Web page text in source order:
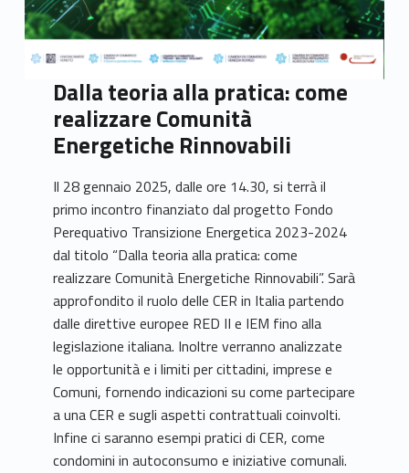
Dalla teoria alla pratica: come
realizzare Comunità
Energetiche Rinnovabili
Il 28 gennaio 2025, dalle ore 14.30, si terrà il
primo incontro finanziato dal progetto Fondo
Perequativo Transizione Energetica 2023-2024
dal titolo “Dalla teoria alla pratica: come
realizzare Comunità Energetiche Rinnovabili”. Sarà
approfondito il ruolo delle CER in Italia partendo
dalle direttive europee RED II e IEM fino alla
legislazione italiana. Inoltre verranno analizzate
le opportunità e i limiti per cittadini, imprese e
Comuni, fornendo indicazioni su come partecipare
a una CER e sugli aspetti contrattuali coinvolti.
Infine ci saranno esempi pratici di CER, come
condomini in autoconsumo e iniziative comunali.